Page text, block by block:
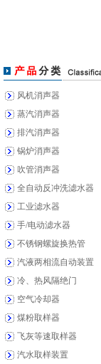
风机消声器
蒸汽消声器
排汽消声器
锅炉消声器
吹管消声器
全自动反冲洗滤水器
工业滤水器
手/电动滤水器
不锈钢螺旋换热管
汽液两相流自动装置
冷、热风隔绝门
空气冷却器
煤粉取样器
飞灰等速取样器
汽水取样装置